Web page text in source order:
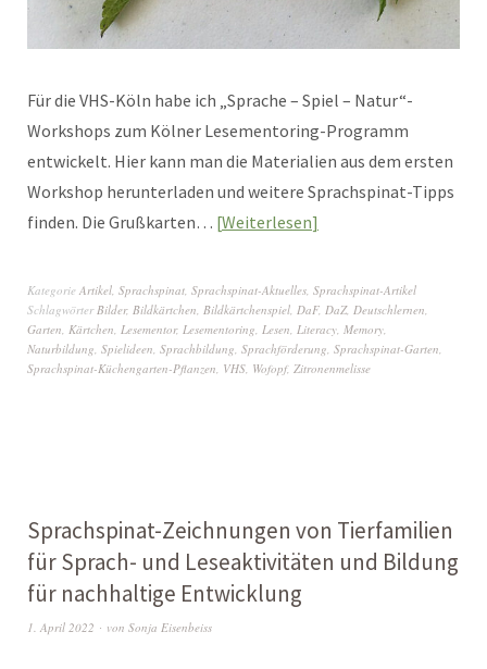
Für die VHS-Köln habe ich „Sprache – Spiel – Natur“-
Workshops zum Kölner Lesementoring-Programm
entwickelt. Hier kann man die Materialien aus dem ersten
Workshop herunterladen und weitere Sprachspinat-Tipps
finden. Die Grußkarten… Weiterlesen
Kategorie Artikel, Sprachspinat, Sprachspinat-Aktuelles, Sprachspinat-Artikel
SchlagwörterBilder, Bildkärtchen, Bildkärtchenspiel, DaF, DaZ, Deutschlernen,
Garten, Kärtchen, Lesementor, Lesementoring, Lesen, Literacy, Memory,
Naturbildung, Spielideen, Sprachbildung, Sprachförderung, Sprachspinat-Garten,
Sprachspinat-Küchengarten-Pflanzen, VHS, Wofopf, Zitronenmelisse
Sprachspinat-Zeichnungen von Tierfamilien
für Sprach- und Leseaktivitäten und Bildung
für nachhaltige Entwicklung
1. April 2022 von Sonja Eisenbeiss